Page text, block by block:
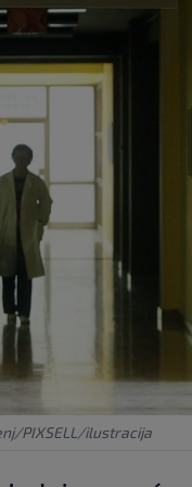
PIXSELL/ilustracija